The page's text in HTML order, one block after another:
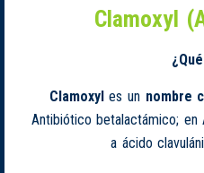
Clamoxyl
Clamoxyles un nombre
Antibiótico betalactámico; en
a ácido